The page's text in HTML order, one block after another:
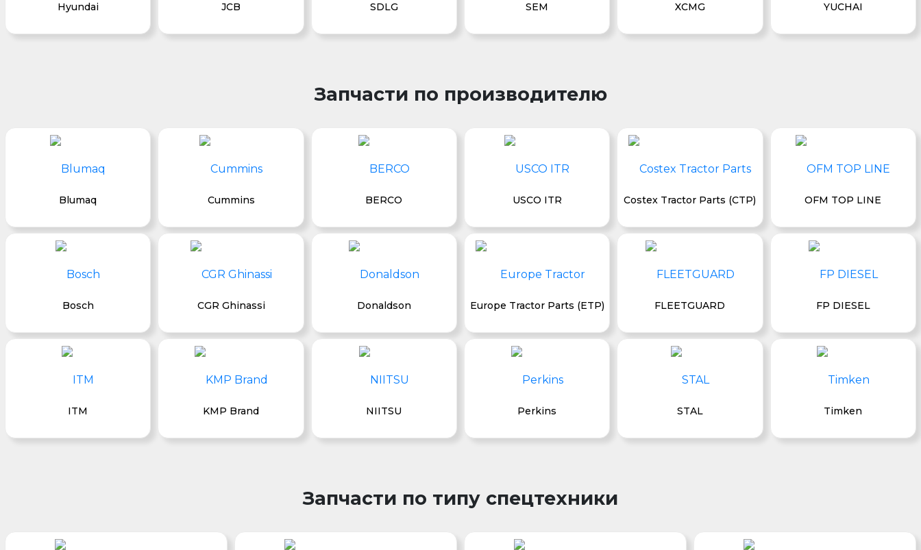
Hyundai JCB SDLG SEM XCMG YUCHAI
Запчасти по производителю
Blumaq Cummins BERCO USCO ITR Costex Tractor Parts (CTP) OFM TOP LINE
Bosch CGR Ghinassi Donaldson Europe Tractor Parts (ETP) FLEETGUARD FP DIESEL
ITM KMP Brand NIITSU Perkins STAL Timken
Запчасти по типу спецтехники